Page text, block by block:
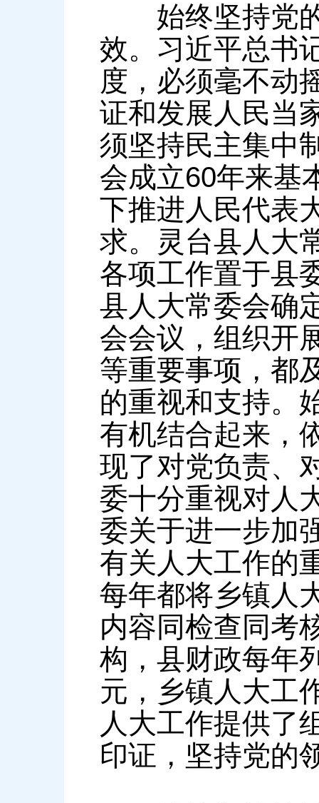
始终坚持党的
效。习近平总书
度，必须毫不动
证和发展人民当
须坚持民主集中
会成立60年来基
下推进人民代表
求。灵台县人大
各项工作置于县
县人大常委会确
会会议，组织开
等重要事项，都
的重视和支持。
有机结合起来，
现了对党负责、
委十分重视对人
委关于进一步加
有关人大工作的
每年都将乡镇人
内容同检查同考
构，县财政每年
元，乡镇人大工
人大工作提供了
印证，坚持党的